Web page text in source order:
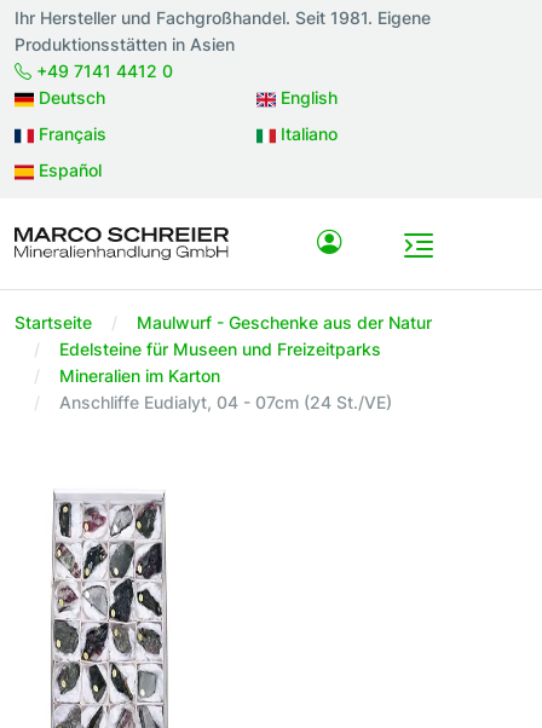
Ihr Hersteller und Fachgroßhandel. Seit 1981. Eigene
Produktionsstätten in Asien
+49 7141 4412 0
Deutsch
English
Français
Italiano
Español
Startseite
Maulwurf - Geschenke aus der Natur
Edelsteine für Museen und Freizeitparks
Mineralien im Karton
Anschliffe Eudialyt, 04 - 07cm (24 St./VE)